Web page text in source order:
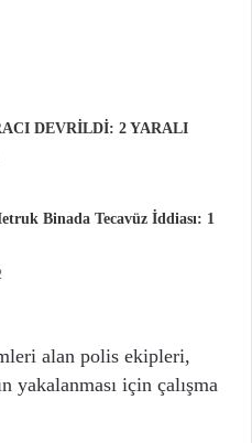
DEVRİLDİ: 2 YARALI
Binada Tecavüz İddiası: 1
alan polis ekipleri,
yakalanması için çalışma